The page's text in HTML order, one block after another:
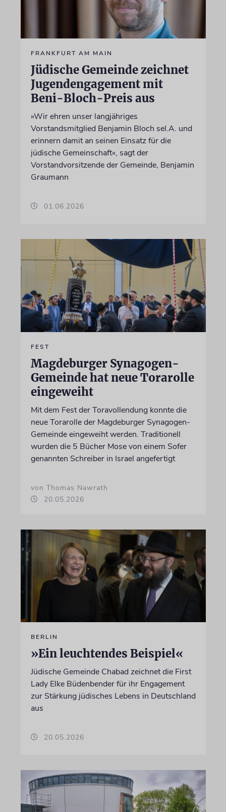
FRANKFURT AM MAIN
Jüdische Gemeinde zeichnet
Jugendengagement mit
Beni-Bloch-Preis aus
»Wir ehren unser langjähriges
Vorstandsmitglied Benjamin Bloch sel.A. und
erinnern damit an seinen Einsatz für die
jüdische Gemeinschaft«, sagt der
Vorstandvorsitzende der Gemeinde, Benjamin
Graumann
01.06.2026
FEST
Magdeburger Synagogen-
Gemeinde hat neue Torarolle
eingeweiht
Mit dem Fest der Toravollendung konnte die
neue Torarolle der Magdeburger Synagogen-
Gemeinde eingeweiht werden. Traditionell
wurden die 5 Bücher Mose von einem Sofer
genannten Schreiber in Israel angefertigt
von Thomas Nawrath
20.05.2026
BERLIN
»Ein leuchtendes Beispiel«
Jüdische Gemeinde Chabad zeichnet die First
Lady Elke Büdenbender für ihr Engagement
zur Stärkung jüdisches Lebens in Deutschland
aus
20.05.2026